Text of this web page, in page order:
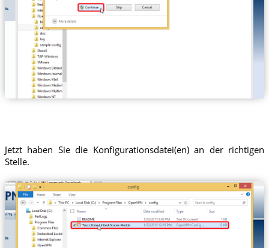
Jetzt haben Sie die Konfigurationsdatei(en) an der richtigen
Stelle.
Trust.Zone-United-States-Florida